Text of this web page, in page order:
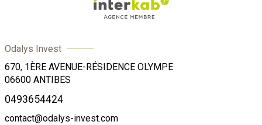
Odalys Invest
670, 1ÈRE AVENUE-RÉSIDENCE OLYMPE
06600 ANTIBES
0493654424
contact@odalys-invest.com